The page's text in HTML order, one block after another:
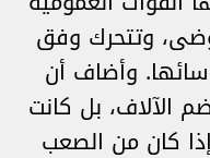
وتتحرك وفق
وأضاف أن
الآلاف، بل كانت
كان من الصعب